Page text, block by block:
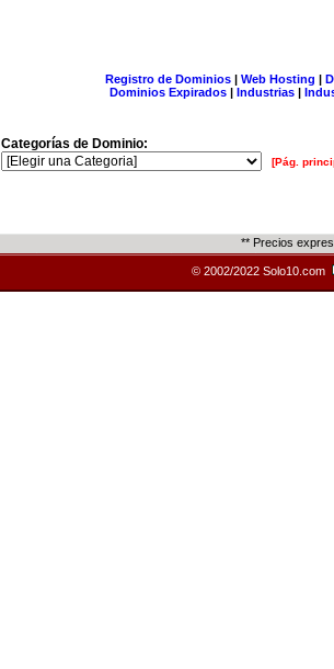
Registro de Dominios| Web Hosting |
Dominios Expirados | Industrias |
Categorías de Dominio:
[Pág.
** Precios
© 2002/2022 Solo10.com